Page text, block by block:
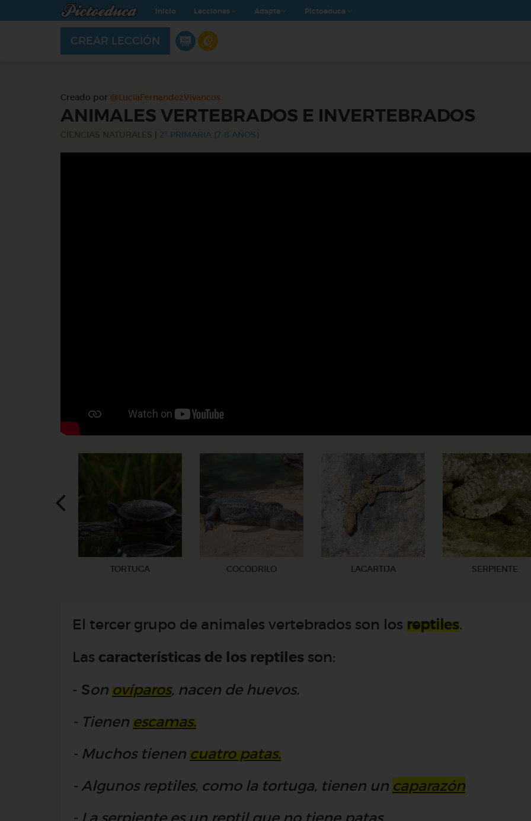
Inicio Lecciones Adapta Pictoeduca
CREAR LECCIÓN
Creado por @LuciaFernandezVivancos
ANIMALES VERTEBRADOS E INVERTEBRADOS
CIENCIAS NATURALES 2º PRIMARIA (7-8 AÑOS)
TORTUGA COCODRILO LAGARTIJA SERPIENTE
El tercer grupo de animales vertebrados son los reptiles.
Las características de los reptiles son:
- Son ovíparos, nacen de huevos.
- Tienen escamas.
- Muchos tienen cuatro patas.
- Algunos reptiles, como la tortuga, tienen un caparazón